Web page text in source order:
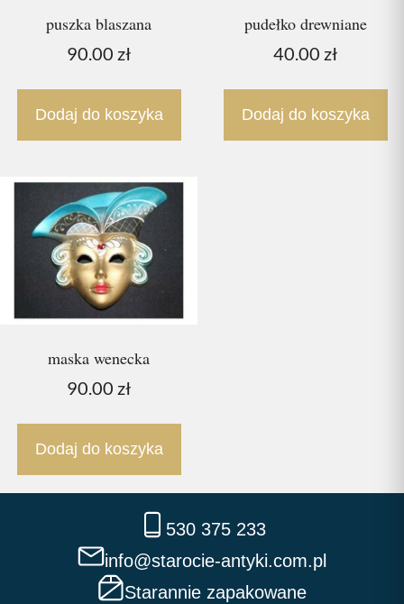
puszka blaszana
90.00 zł
Dodaj do koszyka
pudełko drewniane
40.00 zł
Dodaj do koszyka
maska wenecka
90.00 zł
Dodaj do koszyka
530 375 233
info@starocie-antyki.com.pl
Starannie zapakowane